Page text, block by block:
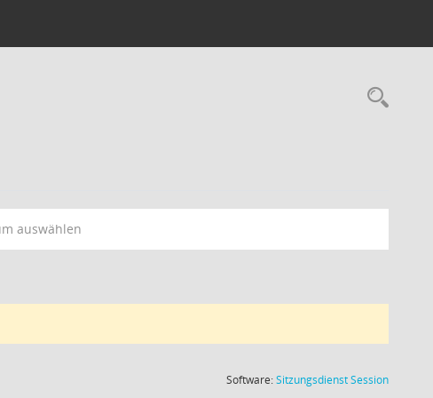
auswählen
Software:SitzungsdienstSession(Wird in